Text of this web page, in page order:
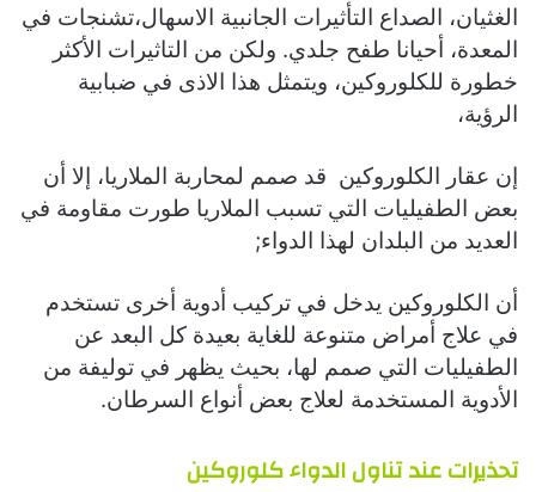
الغثيان، الصداع التأثيرات الجانبية الاسهال،تشنجات في
المعدة، أحيانا طفح جلدي. ولكن من التاثيرات الأكثر
خطورة للكلوروكين، ويتمثل هذا الاذى في ضبابية
الرؤية،
إن عقار الكلوروكين قد صمم لمحاربة الملاريا، إلا أن
بعض الطفيليات التي تسبب الملاريا طورت مقاومة في
العديد من البلدان لهذا الدواء;
أن الكلوروكين يدخل في تركيب أدوية أخرى تستخدم
في علاج أمراض متنوعة للغاية بعيدة كل البعد عن
الطفيليات التي صمم لها، بحيث يظهر في توليفة من
الأدوية المستخدمة لعلاج بعض أنواع السرطان.
تحذيرات عند تناول الدواءكلوروكين